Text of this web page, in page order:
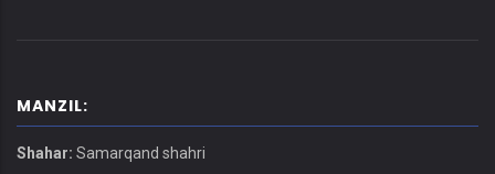
MANZIL:
Shahar: Samarqand shahri